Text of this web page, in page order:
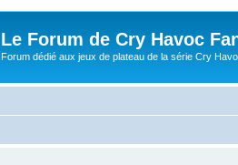
Le Forum de Cry Havoc
Forum dédié aux jeux de plateau de la série Cry